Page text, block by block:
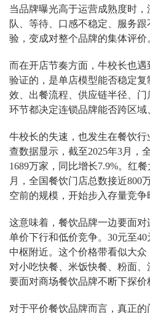
当品牌曝光高于运营成熟度时
队、等待、口感不稳定、服务
验，变成对整个品牌的集体评价
而在开店节奏方面，牛校长也
验证的，是单店模型能否稳定
效、出餐流程、供应链半径、
环节都决定连锁品牌能否跨区域
牛校长的失速，也发生在餐饮
查数据显示，截至2025年3月，
1689万家，同比增长7.9%。红
月，全国餐饮门店总数接近800
空前的规模，开始步入存量竞争
这意味着，餐饮品牌一边要面
单价下行和低价竞争。30元至
中枢附近。这个价格带看似大
对小吃快餐、米饭快餐、粉面
要面对商场餐饮品牌不断下探价
对于平价餐饮品牌而言，真正的